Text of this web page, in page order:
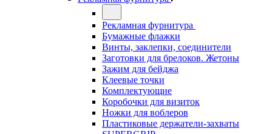
Рекламная фурнитура
Бумажные флажки
Винты, заклепки, соединители
Заготовки для брелоков. Жетоны
Зажим для бейджа
Клеевые точки
Комплектующие
Коробочки для визиток
Ножки для воблеров
Пластиковые держатели-захваты